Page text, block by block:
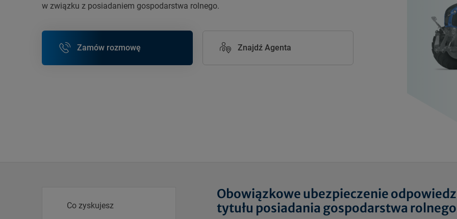
w związku z posiadaniem gospodarstwa rolnego.
Zamów rozmowę Znajdź Agenta
Co zyskujesz
Obowiązkowe ubezpieczenie
tytułu posiadania gospodarstwa rolnego